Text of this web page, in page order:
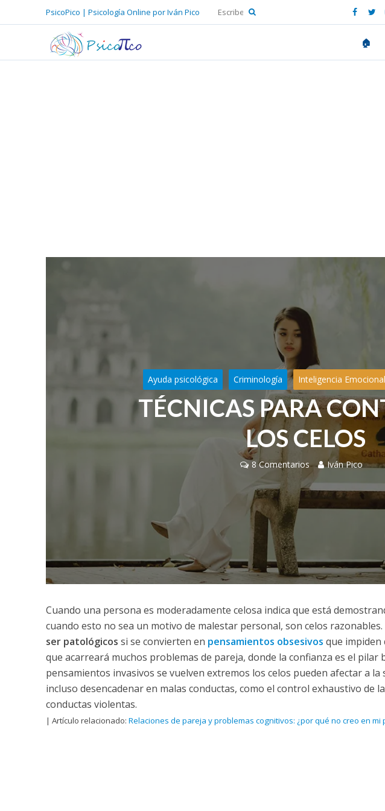
PsicoPico | Psicología Online por Iván Pico
🏠
Ayuda psicológica Criminología Inteligencia Emocional
TÉCNICAS PARA
LOS CELOS
8 Comentarios Iván Pico
Cuando una persona es moderadamente celosa indica que está
cuando esto no sea un motivo de malestar personal, son celos
ser patológicos si se convierten en pensamientos obsesivos que impiden
que acarreará muchos problemas de pareja, donde la confianza es el pilar
pensamientos invasivos se vuelven extremos los celos pueden afectar a
incluso desencadenar en malas conductas, como el control exhaustivo de
conductas violentas.
| Artículo relacionado: Relaciones de pareja y problemas cognitivos: ¿por qué no creo en mi